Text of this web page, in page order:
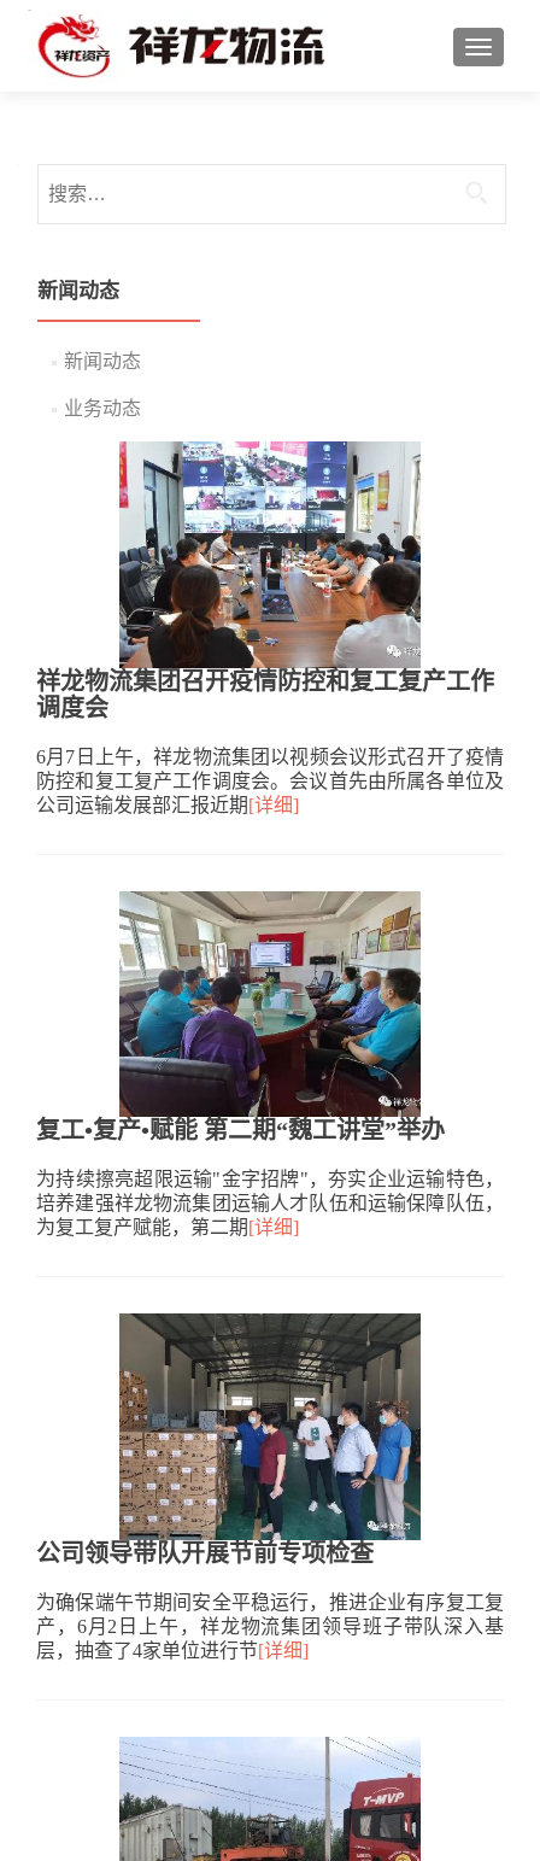
切换导
新闻动态
新闻动态
业务动态
祥龙物流集团召开疫情防控和复工复产工作
调度会
6月7日上午，祥龙物流集团以视频会议形式召开了疫情
防控和复工复产工作调度会。会议首先由所属各单位及
公司运输发展部汇报近期[详细]
复工•复产•赋能 第二期“魏工讲堂”举办
为持续擦亮超限运输"金字招牌"，夯实企业运输特色，
培养建强祥龙物流集团运输人才队伍和运输保障队伍，
为复工复产赋能，第二期[详细]
公司领导带队开展节前专项检查
为确保端午节期间安全平稳运行，推进企业有序复工复
产，6月2日上午，祥龙物流集团领导班子带队深入基
层，抽查了4家单位进行节[详细]